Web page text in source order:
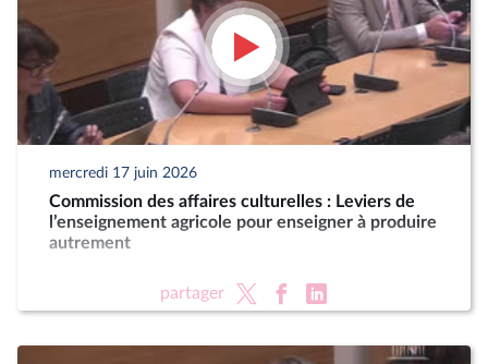
mercredi 17 juin 2026
Commission des affaires culturelles : Leviers de
l’enseignement agricole pour enseigner à produire
autrement
partager